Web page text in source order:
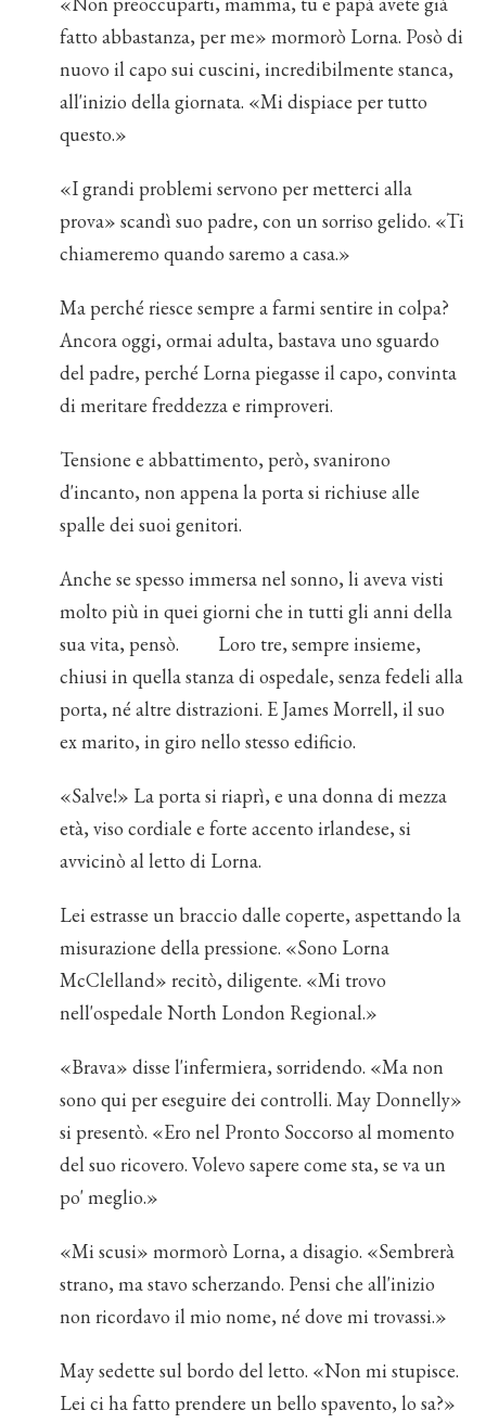
fatto abbastanza, per me» mormorò Lorna. Posò di
nuovo il capo sui cuscini, incredibilmente stanca,
all'inizio della giornata. «Mi dispiace per tutto
questo.»
«I grandi problemi servono per metterci alla
prova» scandì suo padre, con un sorriso gelido. «Ti
chiameremo quando saremo a casa.»
Ma perché riesce sempre a farmi sentire in colpa?
Ancora oggi, ormai adulta, bastava uno sguardo
del padre, perché Lorna piegasse il capo, convinta
di meritare freddezza e rimproveri.
Tensione e abbattimento, però, svanirono
d'incanto, non appena la porta si richiuse alle
spalle dei suoi genitori.
Anche se spesso immersa nel sonno, li aveva visti
molto più in quei giorni che in tutti gli anni della
sua vita, pensò. Loro tre, sempre insieme,
chiusi in quella stanza di ospedale, senza fedeli alla
porta, né altre distrazioni. E James Morrell, il suo
ex marito, in giro nello stesso edificio.
«Salve!» La porta si riaprì, e una donna di mezza
età, viso cordiale e forte accento irlandese, si
avvicinò al letto di Lorna.
Lei estrasse un braccio dalle coperte, aspettando la
misurazione della pressione. «Sono Lorna
McClelland» recitò, diligente. «Mi trovo
nell'ospedale North London Regional.»
«Brava» disse l'infermiera, sorridendo. «Ma non
sono qui per eseguire dei controlli. May Donnelly»
si presentò. «Ero nel Pronto Soccorso al momento
del suo ricovero. Volevo sapere come sta, se va un
po' meglio.»
«Mi scusi» mormorò Lorna, a disagio. «Sembrerà
strano, ma stavo scherzando. Pensi che all'inizio
non ricordavo il mio nome, né dove mi trovassi.»
May sedette sul bordo del letto. «Non mi stupisce.
Lei ci ha fatto prendere un bello spavento, lo sa?»